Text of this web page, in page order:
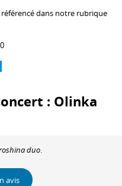
dans notre rubrique
: Olinka
duo.
avis